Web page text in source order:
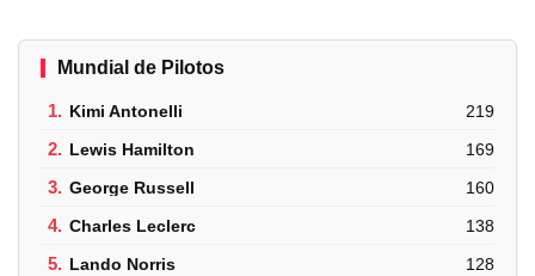
Mundial de Pilotos
1. Kimi Antonelli 219
2. Lewis Hamilton 169
3. George Russell 160
4. Charles Leclerc 138
5. Lando Norris 128